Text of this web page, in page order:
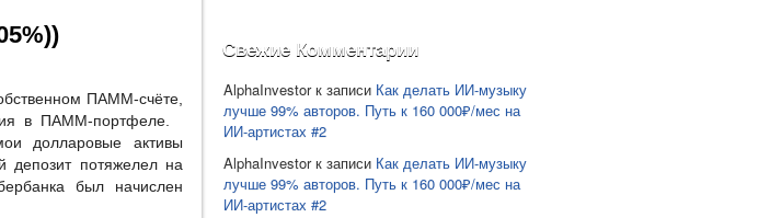
ПАММ-счёте,
в ПАММ-портфеле.
долларовые активы
депозит потяжелел на
был начислен
Свежие Комментарии
AlphaInvestorк записи Как делать ИИ-музыку
лучше 99% авторов. Путь к 160 000₽/мес на
ИИ-артистах #2
AlphaInvestorк записи Как делать ИИ-музыку
лучше 99% авторов. Путь к 160 000₽/мес на
ИИ-артистах #2